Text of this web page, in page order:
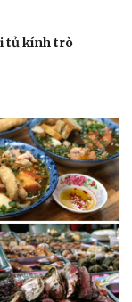
tủ kính trò